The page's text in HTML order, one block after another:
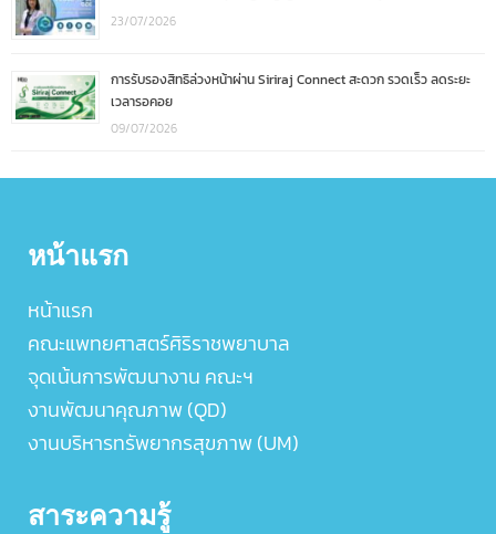
23/07/2026
การรับรองสิทธิล่วงหน้าผ่าน Siriraj Connect สะดวก รวดเร็ว ลดระยะ
เวลารอคอย
09/07/2026
หน้าแรก
หน้าแรก
คณะแพทยศาสตร์ศิริราชพยาบาล
จุดเน้นการพัฒนางาน คณะฯ
งานพัฒนาคุณภาพ (QD)
งานบริหารทรัพยากรสุขภาพ (UM)
สาระความรู้